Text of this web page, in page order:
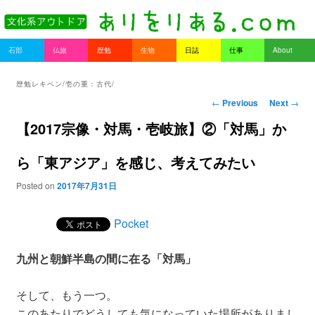
Main menu
Skip to primary content
Skip to secondary content
石部 仏旅 歴勉 生物 日誌 仕事 About
歴勉レキベン/壱の重：古代/
Post navigation
← Previous Next →
【2017宗像・対馬・壱岐旅】②「対馬」か
ら「東アジア」を感じ、考えてみたい
Posted on 2017年7月31日
Pocket
九州と朝鮮半島の間に在る「対馬」
そして、もう一つ。